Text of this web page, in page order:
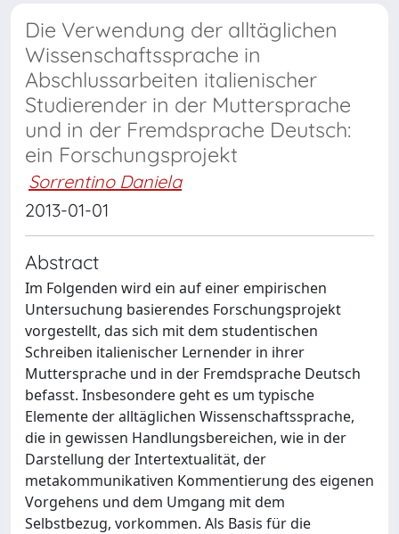
Die Verwendung der alltäglichen
Wissenschaftssprache in
Abschlussarbeiten italienischer
Studierender in der Muttersprache
und in der Fremdsprache Deutsch:
ein Forschungsprojekt
Sorrentino Daniela
2013-01-01
Abstract
Im Folgenden wird ein auf einer empirischen
Untersuchung basierendes Forschungsprojekt
vorgestellt, das sich mit dem studentischen
Schreiben italienischer Lernender in ihrer
Muttersprache und in der Fremdsprache Deutsch
befasst. Insbesondere geht es um typische
Elemente der alltäglichen Wissenschaftssprache,
die in gewissen Handlungsbereichen, wie in der
Darstellung der Intertextualität, der
metakommunikativen Kommentierung des eigenen
Vorgehens und dem Umgang mit dem
Selbstbezug, vorkommen. Als Basis für die